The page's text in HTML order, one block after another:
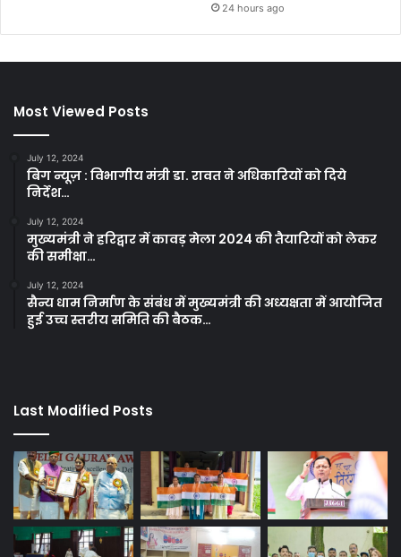
24 hours ago
Most Viewed Posts
July 12, 2024
बिग न्यूज़ : विभागीय मंत्री डा. रावत ने अधिकारियों को दिये
निर्देश…
July 12, 2024
मुख्यमंत्री ने हरिद्वार में कावड़ मेला 2024 की तैयारियों को लेकर
की समीक्षा…
July 12, 2024
सैन्य धाम निर्माण के संबंध में मुख्यमंत्री की अध्यक्षता में आयोजित
हुई उच्च स्तरीय समिति की बैठक…
Last Modified Posts